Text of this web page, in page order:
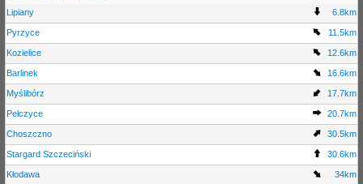
Lipiany 6.8km
Pyrzyce 11.5km
Kozielice 12.6km
Barlinek 16.6km
Myślibórz 17.7km
Pełczyce 20.7km
Choszczno 30.5km
Stargard Szczeciński 30.6km
Kłodawa 34km